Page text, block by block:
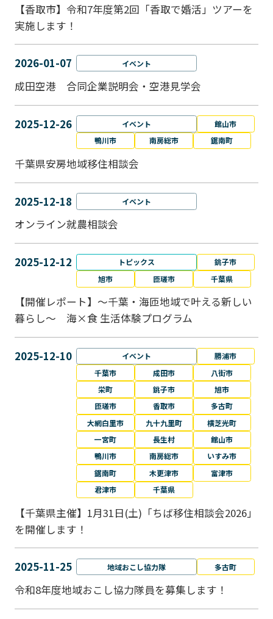
【香取市】令和7年度第2回「香取で婚活」ツアーを
実施します！
2026-01-07 イベント
成田空港 合同企業説明会・空港見学会
2025-12-26 イベント
館山市
鴨川市
南房総市 鋸南町
千葉県安房地域移住相談会
2025-12-18 イベント
オンライン就農相談会
2025-12-12 トピックス
銚子市
旭市
匝瑳市 千葉県
【開催レポート】～千葉・海匝地域で叶える新しい
暮らし～ 海×食 生活体験プログラム
2025-12-10 イベント
勝浦市
千葉市
成田市
八街市
栄町
銚子市
旭市
匝瑳市
香取市
多古町
大網白里市
九十九里町
横芝光町
一宮町
長生村
館山市
鴨川市
南房総市
いすみ市
鋸南町
木更津市
富津市
君津市
千葉県
【千葉県主催】1月31日(土)「ちば移住相談会2026」
を開催します！
2025-11-25 地域おこし協力隊 多古町
令和8年度地域おこし協力隊員を募集します！